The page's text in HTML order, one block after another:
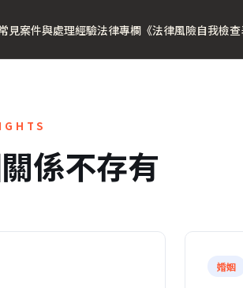
見案件與處理經驗法律專欄 《法律風險自我檢查
係不存有
婚姻